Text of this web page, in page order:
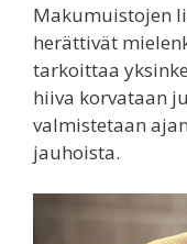
Makumuistojen
herättivät
tarkoittaa
hiiva korvataan
valmistetaan
jauhoista.